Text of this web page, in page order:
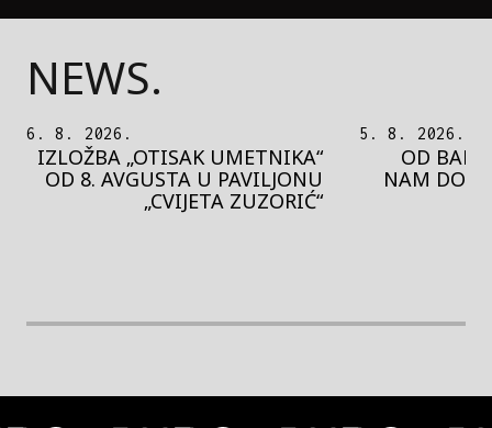
NEWS.
5. 8. 2026.
OD BAROKA DO REJVA: ŠTA
NAM DONOSI NOVI BUPBAP
FESTIVAL?
5. 8. 2026.
PEDJA
MOTIVE